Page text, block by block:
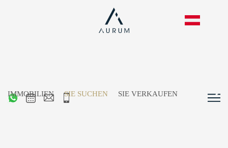
IMMOBILIEN SIE SUCHEN SIE VERKAUFEN